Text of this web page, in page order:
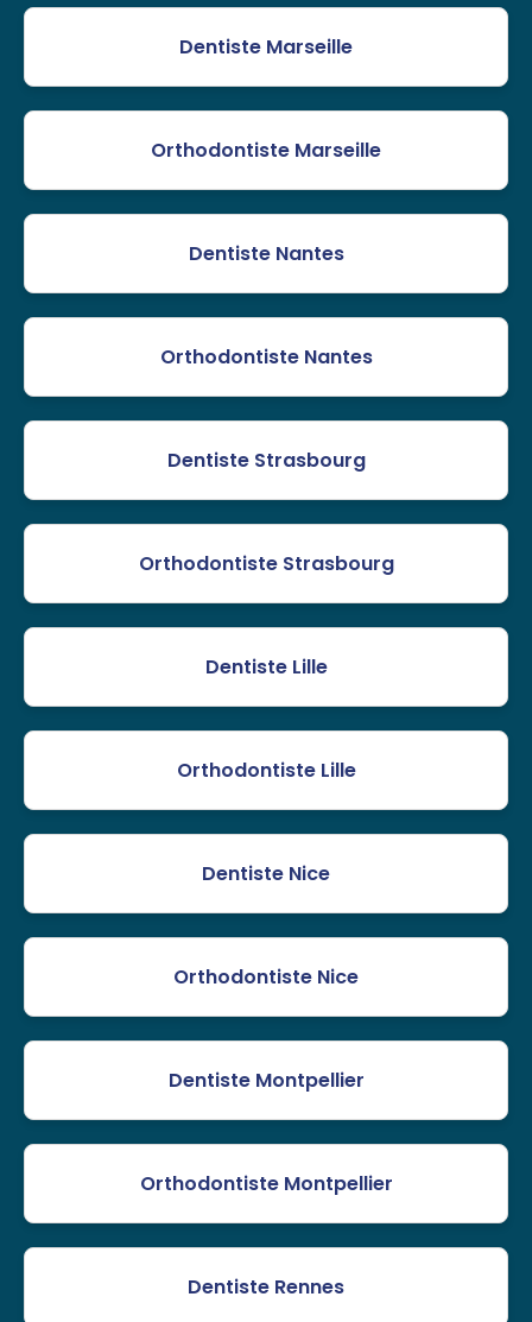
Dentiste Marseille
Orthodontiste Marseille
Dentiste Nantes
Orthodontiste Nantes
Dentiste Strasbourg
Orthodontiste Strasbourg
Dentiste Lille
Orthodontiste Lille
Dentiste Nice
Orthodontiste Nice
Dentiste Montpellier
Orthodontiste Montpellier
Dentiste Rennes